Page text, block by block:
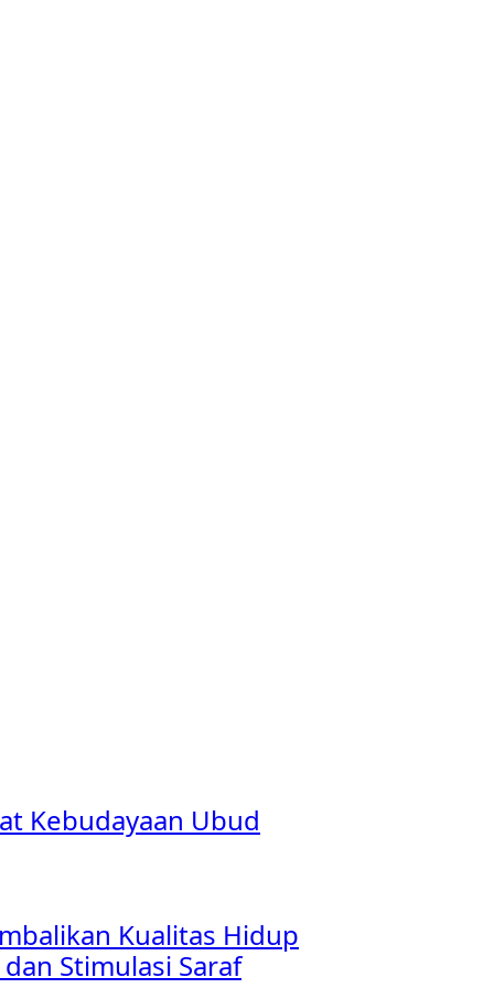
Kebudayaan Ubud
Kualitas Hidup
Stimulasi Saraf